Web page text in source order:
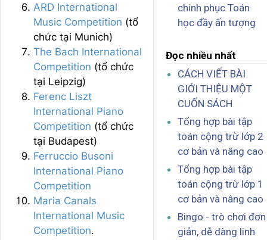
ARD International
Music Competition (tổ
chức tại Munich)
The Bach International
Competition (tổ chức
tại Leipzig)
Ferenc Liszt
International Piano
Competition (tổ chức
tại Budapest)
Ferruccio Busoni
International Piano
Competition
Maria Canals
International Music
Competition.
chinh phục Toán
học đầy ấn tượng
Đọc nhiều nhất
CÁCH VIẾT BÀI
GIỚI THIỆU MỘT
CUỐN SÁCH
Tổng hợp bài tập
toán cộng trừ lớp 2
cơ bản và nâng cao
Tổng hợp bài tập
toán cộng trừ lớp 1
cơ bản và nâng cao
Bingo - trò chơi đơn
giản, dễ dàng linh